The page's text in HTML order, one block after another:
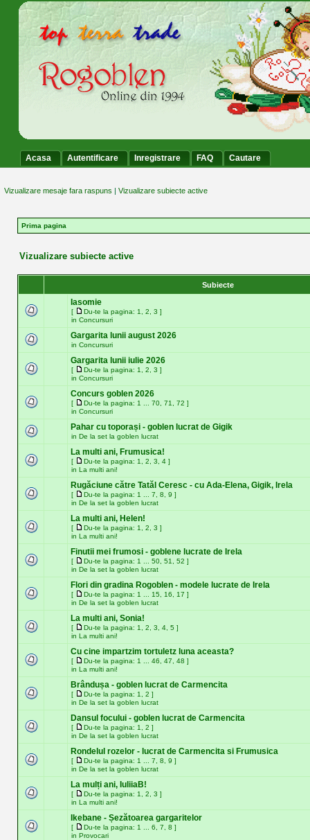
Acasa Autentificare Inregistrare FAQ Cautare
Vizualizare mesaje fara raspuns | Vizualizare subiecte active
Prima pagina
Vizualizare subiecte active
Subiecte
Iasomie
[ Du-te la pagina: 1 2 3 ]
in Concursuri
Gargarita lunii august 2026
in Concursuri
Gargarita lunii iulie 2026
[ Du-te la pagina: 1 2 3 ]
in Concursuri
Concurs goblen 2026
[ Du-te la pagina: 1 70 71 72 ]
in Concursuri
Pahar cu toporași - goblen lucrat de Gigik
in De la set la goblen lucrat
La multi ani, Frumusica!
[ Du-te la pagina: 1 2 3 4 ]
in La multi ani!
Rugăciune către Tatăl Ceresc - cu Ada-Elena, Gigik, Irela
[ Du-te la pagina: 1 7 8 9 ]
in De la set la goblen lucrat
La multi ani, Helen!
[ Du-te la pagina: 1 2 3 ]
in La multi ani!
Finutii mei frumosi - goblene lucrate de Irela
[ Du-te la pagina: 1 50 51 52 ]
in De la set la goblen lucrat
Flori din gradina Rogoblen - modele lucrate de Irela
[ Du-te la pagina: 1 15 16 17 ]
in De la set la goblen lucrat
La multi ani, Sonia!
[ Du-te la pagina: 1 2 3 4 5 ]
in La multi ani!
Cu cine impartzim tortuletz luna aceasta?
[ Du-te la pagina: 1 46 47 48 ]
in La multi ani!
Brândușa - goblen lucrat de Carmencita
[ Du-te la pagina: 1 2 ]
in De la set la goblen lucrat
Dansul focului - goblen lucrat de Carmencita
[ Du-te la pagina: 1 2 ]
in De la set la goblen lucrat
Rondelul rozelor - lucrat de Carmencita si Frumusica
[ Du-te la pagina: 1 7 8 9 ]
in De la set la goblen lucrat
La mulți ani, IuliiaB!
[ Du-te la pagina: 1 2 3 ]
in La multi ani!
Ikebane - Șezătoarea gargaritelor
[ Du-te la pagina: 1 6 7 8 ]
in Provocari